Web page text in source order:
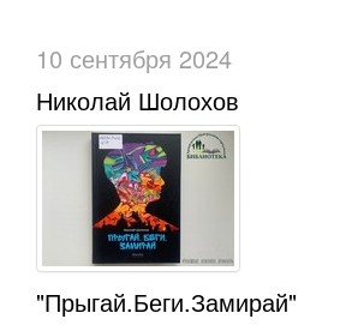
10 сентября 2024
Николай Шолохов
"Прыгай.Беги.Замирай"